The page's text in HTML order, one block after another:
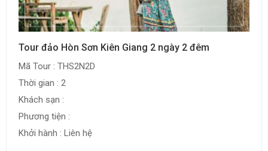
Tour đảo Hòn Sơn Kiên Giang 2 ngày 2 đêm
Mã Tour : THS2N2D
Thời gian : 2
Khách sạn :
Phương tiện :
Khởi hành : Liên hệ